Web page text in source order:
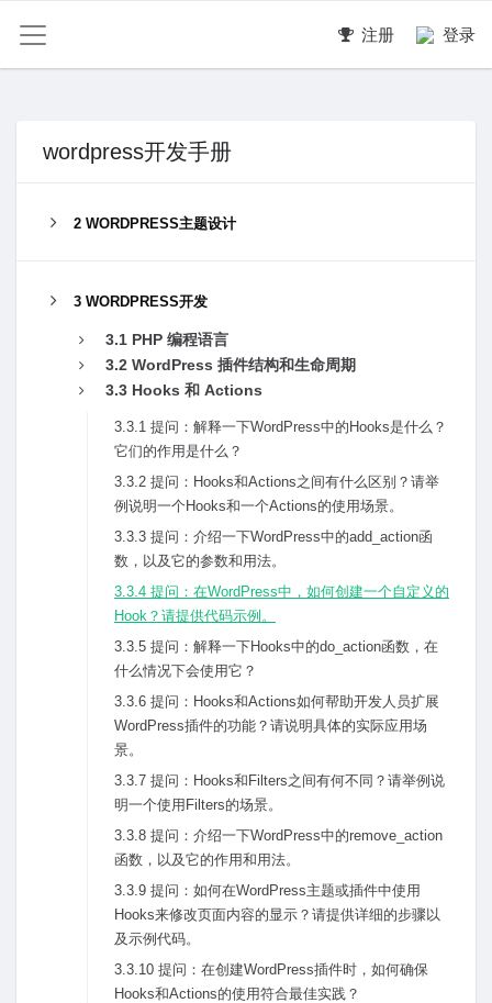
注册 登录
wordpress开发手册
2 WORDPRESS主题设计
3 WORDPRESS开发
3.1 PHP 编程语⾔
3.2 WordPress 插件结构和⽣命周期
3.3 Hooks 和 Actions
3.3.1 提问：解释⼀下WordPress中的Hooks是什么？
它们的作⽤是什么？
3.3.2 提问：Hooks和Actions之间有什么区别？请举
例说明⼀个Hooks和⼀个Actions的使⽤场景。
3.3.3 提问：介绍⼀下WordPress中的add_action函
数，以及它的参数和⽤法。
3.3.4 提问：在WordPress中，如何创建⼀个⾃定义的
Hook？请提供代码⽰例。
3.3.5 提问：解释⼀下Hooks中的do_action函数，在
什么情况下会使⽤它？
3.3.6 提问：Hooks和Actions如何帮助开发⼈员扩展
WordPress插件的功能？请说明具体的实际应⽤场
景。
3.3.7 提问：Hooks和Filters之间有何不同？请举例说
明⼀个使⽤Filters的场景。
3.3.8 提问：介绍⼀下WordPress中的remove_action
函数，以及它的作⽤和⽤法。
3.3.9 提问：如何在WordPress主题或插件中使⽤
Hooks来修改页⾯内容的显⽰？请提供详细的步骤以
及⽰例代码。
3.3.10 提问：在创建WordPress插件时，如何确保
Hooks和Actions的使⽤符合最佳实践？